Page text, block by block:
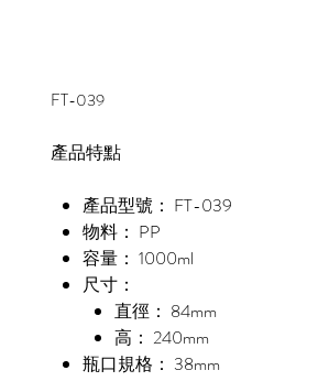
FT-039
產品特點
產品型號： FT-039
物料： PP
容量： 1000ml
尺寸：
直徑： 84mm
高： 240mm
瓶口規格： 38mm